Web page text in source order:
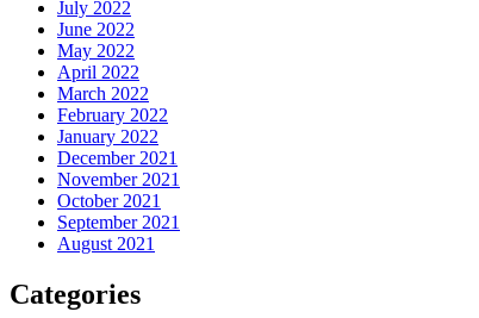
July 2022
June 2022
May 2022
April 2022
March 2022
February 2022
January 2022
December 2021
November 2021
October 2021
September 2021
August 2021
Categories